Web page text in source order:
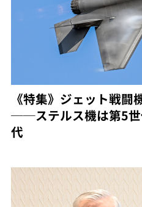
《特集》ジェット戦闘
──ステルス機は第5世
代